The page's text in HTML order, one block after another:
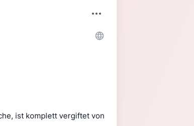
ist komplett vergiftet von